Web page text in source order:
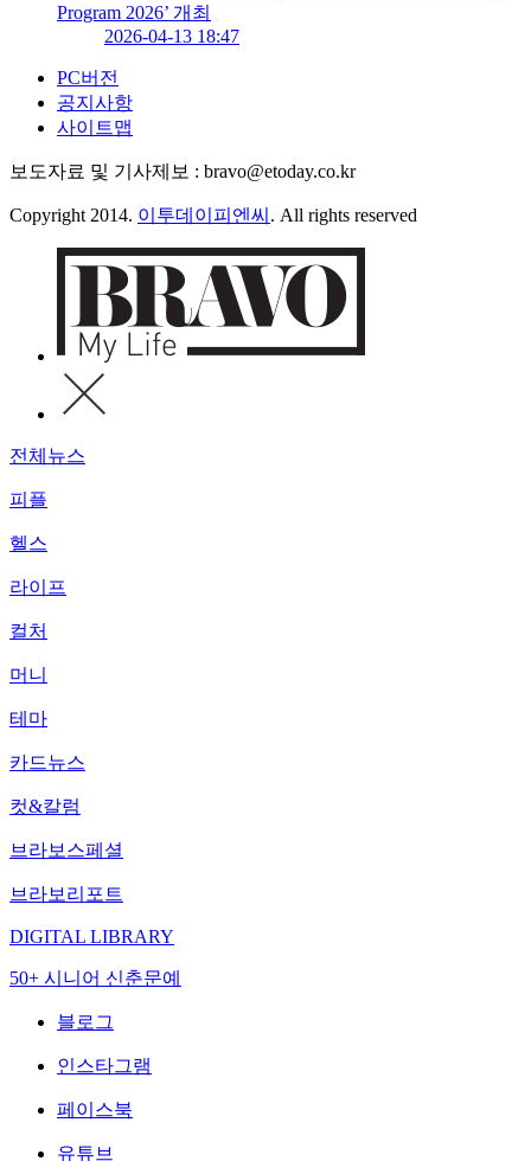
Program 2026’ 개최
2026-04-13 18:47
PC버전
공지사항
사이트맵
보도자료 및 기사제보 : bravo@etoday.co.kr
Copyright 2014. 이투데이피엔씨 . All rights reserved
전체뉴스
피플
헬스
라이프
컬처
머니
테마
카드뉴스
컷&칼럼
브라보스페셜
브라보리포트
DIGITAL LIBRARY
50+ 시니어 신춘문예
블로그
인스타그램
페이스북
유튜브